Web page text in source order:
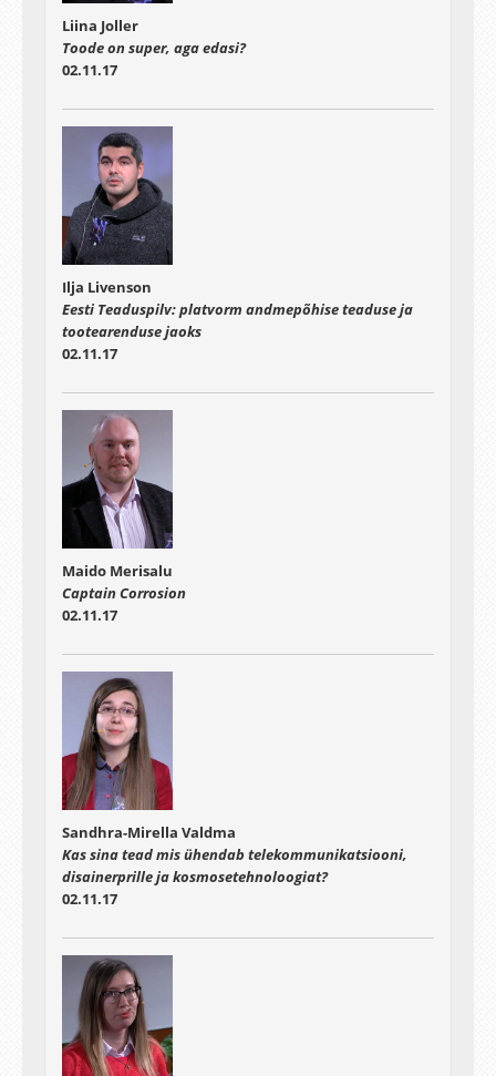
Liina Joller
Toode on super, aga edasi?
02.11.17
Ilja Livenson
Eesti Teaduspilv: platvorm andmepõhise teaduse ja
tootearenduse jaoks
02.11.17
Maido Merisalu
Captain Corrosion
02.11.17
Sandhra-Mirella Valdma
Kas sina tead mis ühendab telekommunikatsiooni,
disainerprille ja kosmosetehnoloogiat?
02.11.17